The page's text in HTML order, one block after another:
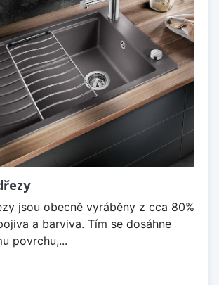
jsou obecně vyráběny z cca 80%
a barviva. Tím se dosáhne
povrchu,...